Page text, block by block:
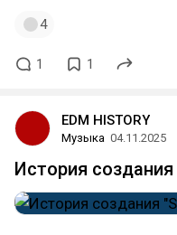
4
1 1
EDM HISTORY
Музыка 04.11.2025
История